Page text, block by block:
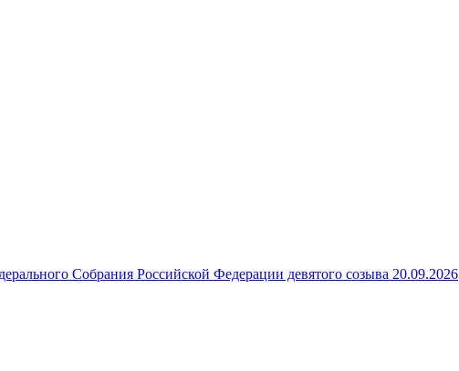
Собрания Российской Федерации девятого созыва 20.09.2026